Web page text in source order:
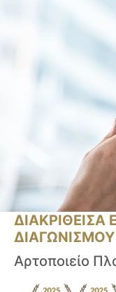
ΔΙΑΚΡΙΘΕΙΣΑ
ΔΙΑΓΩΝΙΣΜΟΥ
Αρτοποιείο